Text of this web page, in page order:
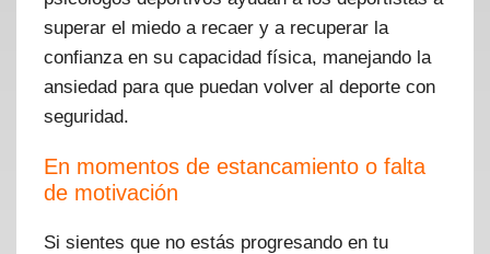
superar el miedo a recaer y a recuperar la
confianza en su capacidad física, manejando la
ansiedad para que puedan volver al deporte con
seguridad.
En momentos de estancamiento o falta
de motivación
Si sientes que no estás progresando en tu